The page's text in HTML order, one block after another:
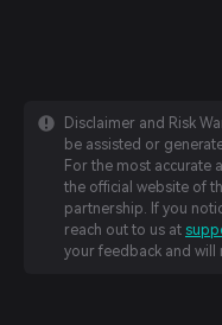
Disclaimer and Risk
be assisted or
For the most accurate
the official website of
partnership. If you
reach out to us at
your feedback and will